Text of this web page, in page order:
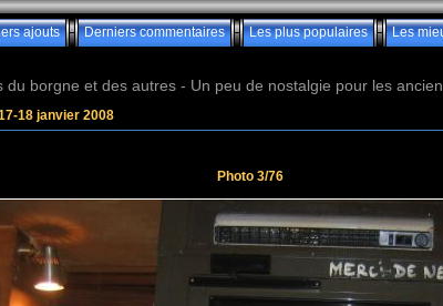
ajouts Derniers commentaires Les plus populaires Les
du borgne et des autres - Un peu de nostalgie pour les
18 janvier 2008
Photo 3/76